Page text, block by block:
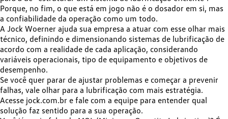
Porque, no fim, o que está em jogo não é o dosador em si, mas
a confiabilidade da operação como um todo.
A Jock Woerner ajuda sua empresa a atuar com esse olhar mais
técnico, definindo e dimensionando sistemas de lubrificação de
acordo com a realidade de cada aplicação, considerando
variáveis operacionais, tipo de equipamento e objetivos de
desempenho.
Se você quer parar de ajustar problemas e começar a prevenir
falhas, vale olhar para a lubrificação com mais estratégia.
Acesse jock.com.br e fale com a equipe para entender qual
solução faz sentido para a sua operação.